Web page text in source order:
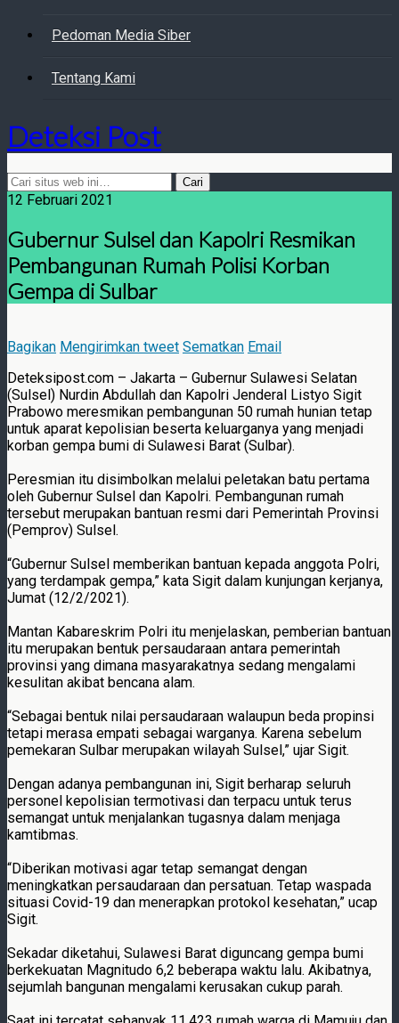
Pedoman Media Siber
Tentang Kami
Deteksi Post
12 Februari 2021
Gubernur Sulsel dan Kapolri Resmikan
Pembangunan Rumah Polisi Korban
Gempa di Sulbar
Bagikan Mengirimkan tweet Sematkan Email
Deteksipost.com – Jakarta – Gubernur Sulawesi Selatan
(Sulsel) Nurdin Abdullah dan Kapolri Jenderal Listyo Sigit
Prabowo meresmikan pembangunan 50 rumah hunian tetap
untuk aparat kepolisian beserta keluarganya yang menjadi
korban gempa bumi di Sulawesi Barat (Sulbar).
Peresmian itu disimbolkan melalui peletakan batu pertama
oleh Gubernur Sulsel dan Kapolri. Pembangunan rumah
tersebut merupakan bantuan resmi dari Pemerintah Provinsi
(Pemprov) Sulsel.
“Gubernur Sulsel memberikan bantuan kepada anggota Polri,
yang terdampak gempa,” kata Sigit dalam kunjungan kerjanya,
Jumat (12/2/2021).
Mantan Kabareskrim Polri itu menjelaskan, pemberian bantuan
itu merupakan bentuk persaudaraan antara pemerintah
provinsi yang dimana masyarakatnya sedang mengalami
kesulitan akibat bencana alam.
“Sebagai bentuk nilai persaudaraan walaupun beda propinsi
tetapi merasa empati sebagai warganya. Karena sebelum
pemekaran Sulbar merupakan wilayah Sulsel,” ujar Sigit.
Dengan adanya pembangunan ini, Sigit berharap seluruh
personel kepolisian termotivasi dan terpacu untuk terus
semangat untuk menjalankan tugasnya dalam menjaga
kamtibmas.
“Diberikan motivasi agar tetap semangat dengan
meningkatkan persaudaraan dan persatuan. Tetap waspada
situasi Covid-19 dan menerapkan protokol kesehatan,” ucap
Sigit.
Sekadar diketahui, Sulawesi Barat diguncang gempa bumi
berkekuatan Magnitudo 6,2 beberapa waktu lalu. Akibatnya,
sejumlah bangunan mengalami kerusakan cukup parah.